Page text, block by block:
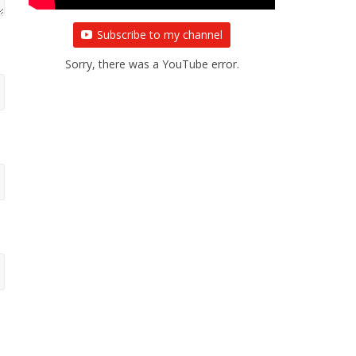
Subscribe to my channel
Sorry, there was a YouTube error.